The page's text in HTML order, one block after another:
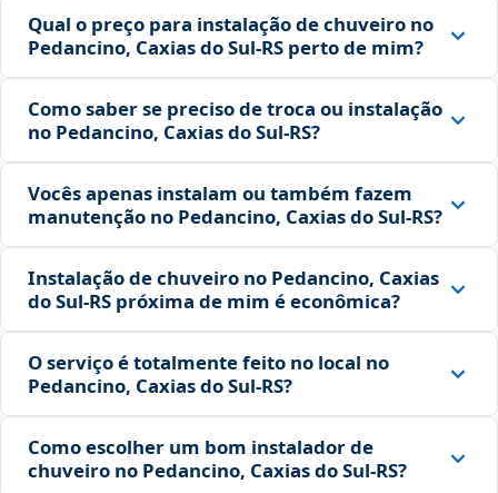
Qual o preço para instalação de chuveiro no
Pedancino, Caxias do Sul‑RS perto de mim?
Como saber se preciso de troca ou instalação
no Pedancino, Caxias do Sul‑RS?
Vocês apenas instalam ou também fazem
manutenção no Pedancino, Caxias do Sul‑RS?
Instalação de chuveiro no Pedancino, Caxias
do Sul‑RS próxima de mim é econômica?
O serviço é totalmente feito no local no
Pedancino, Caxias do Sul‑RS?
Como escolher um bom instalador de
chuveiro no Pedancino, Caxias do Sul‑RS?